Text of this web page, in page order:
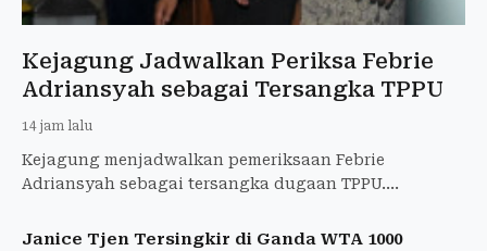
Kejagung Jadwalkan Periksa Febrie
Adriansyah sebagai Tersangka TPPU
14 jam lalu
Kejagung menjadwalkan pemeriksaan Febrie
Adriansyah sebagai tersangka dugaan TPPU.
Janice Tjen Tersingkir di Ganda WTA 1000